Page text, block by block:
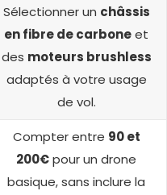
Sélectionner un châssis
en fibre de carboneet
des moteurs brushless
adaptés à votre usage
de vol.
Compter entre 90 et
200€pour un drone
basique, sans inclure la